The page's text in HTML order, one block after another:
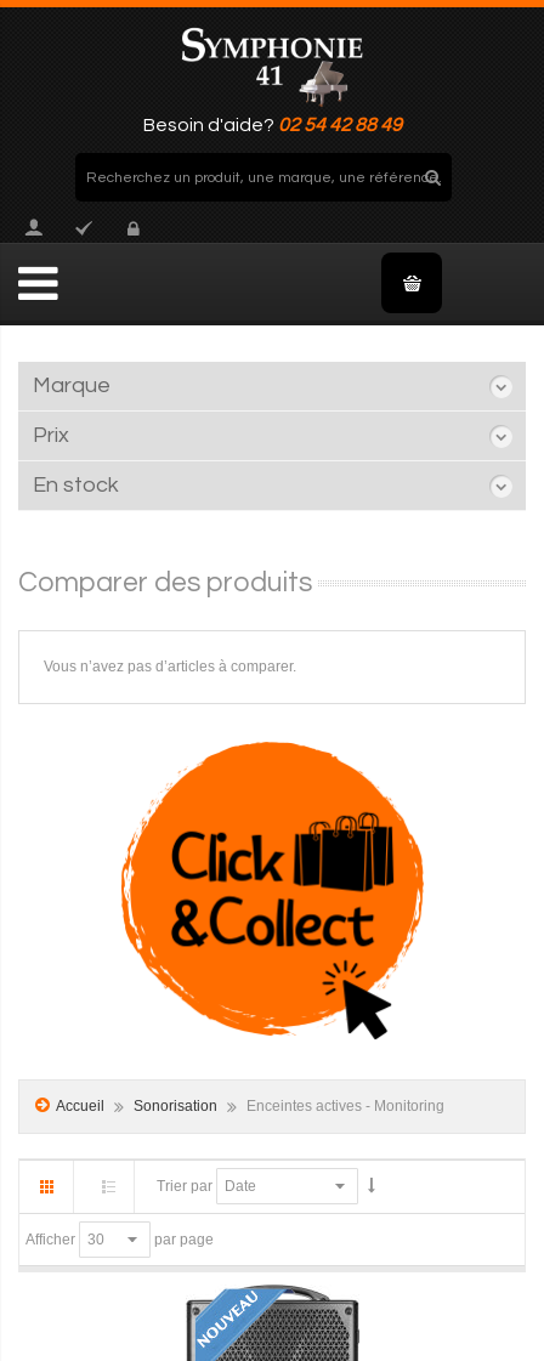
Besoin d'aide? 02 54 42 88 49
Marque
Prix
En stock
Comparer des produits
Vous n’avez pas d’articles à comparer.
Accueil Sonorisation Enceintes actives - Monitoring
Trier par
Afficher par page